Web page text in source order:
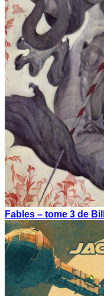
Fables – tome 3 de